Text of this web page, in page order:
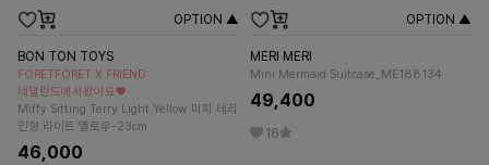
OPTION ▲
BON TON TOYS
FORETFORET X FRIEND
네덜란드에서왔어요♥
Miffy Sitting Terry Light Yellow 미피 테리
인형 라이트 옐로우-23cm
46,000
OPTION ▲
MERI MERI
Mini Mermaid Suitcase_ME188134
49,400
16